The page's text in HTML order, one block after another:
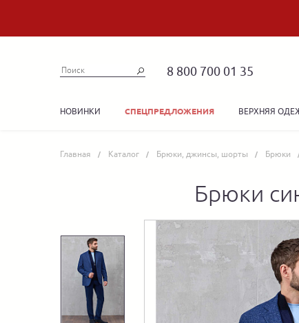
8 800 700 01 35
НОВИНКИ СПЕЦПРЕДЛОЖЕНИЯ ВЕРХНЯЯ
Главная Каталог Брюки, джинсы, шорты Брюки
Брюки